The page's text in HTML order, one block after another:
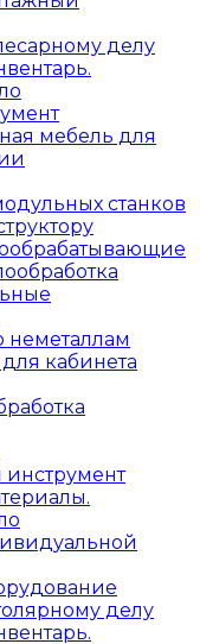
делу
мебель для
станков
неметаллам
кабинета
делу